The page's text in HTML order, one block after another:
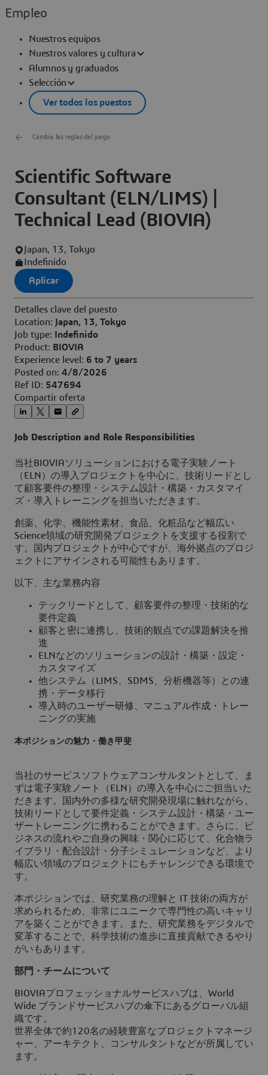
Empleo
Nuestros equipos
Nuestros valores y cultura
Alumnos y graduados
Selección
Ver todos los puestos
Cambia las reglas del juego
Scientific Software
Consultant (ELN/LIMS) |
Technical Lead (BIOVIA)
Japan, 13, Tokyo
Indefinido
Aplicar
Detalles clave del puesto
Location:
Japan, 13, Tokyo
Job type:
Indefinido
Product: BIOVIA
Experience level: 6 to 7 years
Posted on: 4/8/2026
Ref ID: 547694
Compartir oferta
Job Description and Role Responsibilities
当社BIOVIAソリューションにおける電子実験ノート
（ELN）の導入プロジェクトを中心に、技術リードとし
て顧客要件の整理・システム設計・構築・カスタマイ
ズ・導入トレーニングを担当いただきます。
創薬、化学、機能性素材、食品、化粧品など幅広い
Science領域の研究開発プロジェクトを支援する役割で
す。国内プロジェクトが中心ですが、海外拠点のプロジ
ェクトにアサインされる可能性もあります。
以下、主な業務内容
テックリードとして、顧客要件の整理・技術的な
要件定義
顧客と密に連携し、技術的観点での課題解決を推
進
ELNなどのソリューションの設計・構築・設定・
カスタマイズ
他システム（LIMS、SDMS、分析機器等）との連
携・データ移行
導入時のユーザー研修、マニュアル作成・トレー
ニングの実施
本ポジションの魅力・働き甲斐
当社のサービスソフトウェアコンサルタントとして、ま
ずは電子実験ノート（ELN）の導入を中心にご担当いた
だきます。国内外の多様な研究開発現場に触れながら、
技術リードとして要件定義・システム設計・構築・ユー
ザートレーニングに携わることができます。さらに、ビ
ジネスの流れやご自身の興味・関心に応じて、化合物ラ
イブラリ・配合設計・分子シミュレーションなど、より
幅広い領域のプロジェクトにもチャレンジできる環境で
す。
本ポジションでは、研究業務の理解と IT 技術の両方が
求められるため、非常にユニークで専門性の高いキャリ
アを築くことができます。また、研究業務をデジタルで
変革することで、科学技術の進歩に直接貢献できるやり
がいもあります。
部門・チームについて
BIOVIAプロフェッショナルサービスハブは、World
Wide ブランドサービスハブの傘下にあるグローバル組
織です。
世界全体で約120名の経験豊富なプロジェクトマネージ
ャー、アーキテクト、コンサルタントなどが所属してい
ます。